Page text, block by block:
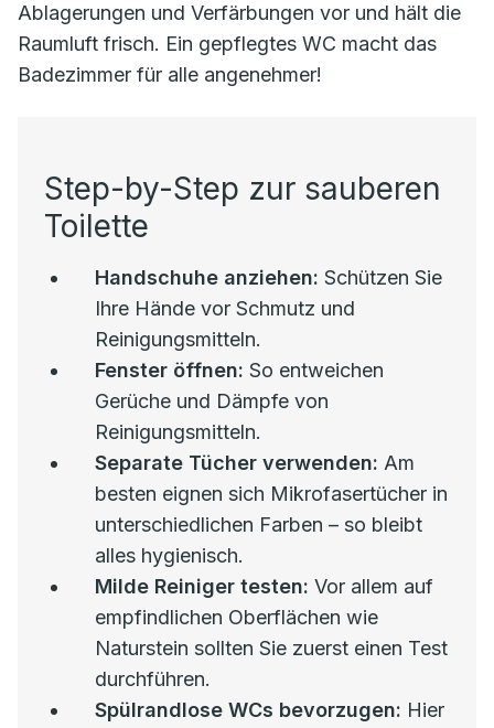
Ablagerungen und Verfärbungen vor und hält die
Raumluft frisch. Ein gepflegtes WC macht das
Badezimmer für alle angenehmer!
Step-by-Step zur sauberen
Toilette
Handschuhe anziehen: Schützen Sie
Ihre Hände vor Schmutz und
Reinigungsmitteln.
Fenster öffnen: So entweichen
Gerüche und Dämpfe von
Reinigungsmitteln.
Separate Tücher verwenden: Am
besten eignen sich Mikrofasertücher in
unterschiedlichen Farben – so bleibt
alles hygienisch.
Milde Reiniger testen: Vor allem auf
empfindlichen Oberflächen wie
Naturstein sollten Sie zuerst einen Test
durchführen.
Spülrandlose WCs bevorzugen: Hier